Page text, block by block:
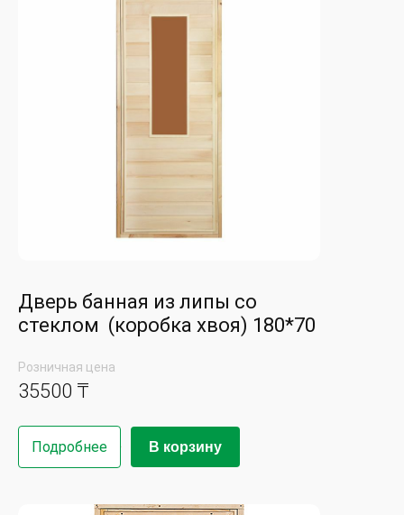
Дверь банная из липы со
стеклом (коробка хвоя) 180*70
Розничная цена
35500 ₸
Подробнее В корзину